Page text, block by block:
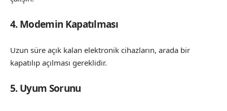
4. Modemin Kapatılması
Uzun süre açık kalan elektronik cihazların, arada bir
kapatılıp açılması gereklidir.
5. Uyum Sorunu